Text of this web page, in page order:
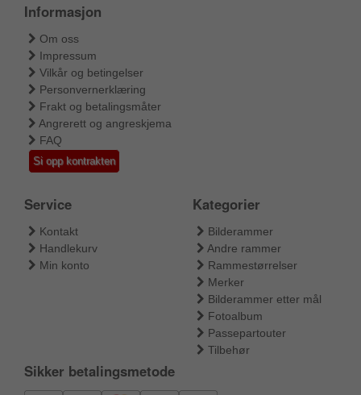
Informasjon
Om oss
Impressum
Vilkår og betingelser
Personvernerklæring
Frakt og betalingsmåter
Angrerett og angreskjema
FAQ
Si opp kontrakten
Service
Kontakt
Handlekurv
Min konto
Kategorier
Bilderammer
Andre rammer
Rammestørrelser
Merker
Bilderammer etter mål
Fotoalbum
Passepartouter
Tilbehør
Sikker betalingsmetode